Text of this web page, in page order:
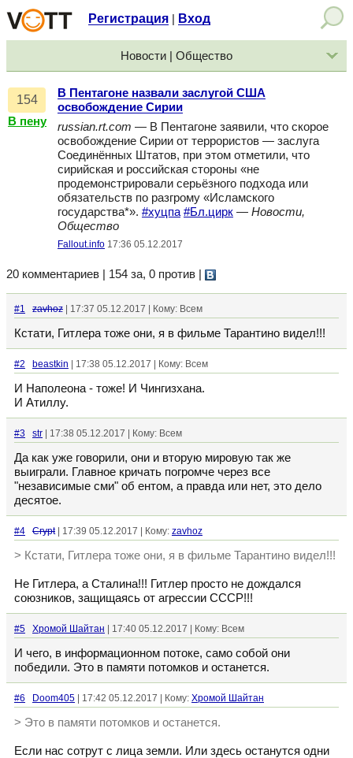
Регистрация Вход
Новости | Общество
154
В пену
В Пентагоне назвали заслугой США
освобождение Сирии
russian.rt.com — В Пентагоне заявили, что скорое
освобождение Сирии от террористов — заслуга
Соединённых Штатов, при этом отметили, что
сирийская и российская стороны «не
продемонстрировали серьёзного подхода или
обязательств по разгрому «Исламского
государства*». #хуцпа #Бл.цирк — Новости,
Общество
Fallout.info 17:36 05.12.2017
20 комментариев | 154 за, 0 против
#1 zavhoz | 17:37 05.12.2017 | Кому: Всем
Кстати, Гитлера тоже они, я в фильме Тарантино видел!!!
#2 beastkin | 17:38 05.12.2017 | Кому: Всем
И Наполеона - тоже! И Чингизхана.
И Атиллу.
#3 str | 17:38 05.12.2017 | Кому: Всем
Да как уже говорили, они и вторую мировую так же
выиграли. Главное кричать погромче через все
"независимые сми" об ентом, а правда или нет, это дело
десятое.
#4 Crypt| 17:39 05.12.2017 | Кому: zavhoz
> Кстати, Гитлера тоже они, я в фильме Тарантино видел!!!
Не Гитлера, а Сталина!!! Гитлер просто не дождался
союзников, защищаясь от агрессии СССР!!!
#5 Хромой Шайтан | 17:40 05.12.2017 | Кому: Всем
И чего, в информационном потоке, само собой они
победили. Это в памяти потомков и останется.
#6 Doom405 | 17:42 05.12.2017 | Кому: Хромой Шайтан
> Это в памяти потомков и останется.
Если нас сотрут с лица земли. Или здесь останутся одни